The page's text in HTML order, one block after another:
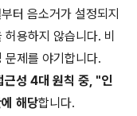
터 음소거가 설정되지
용하지 않습니다. 비
문제를 야기합니다.
근성 4대 원칙 중, "인
해당합니다.